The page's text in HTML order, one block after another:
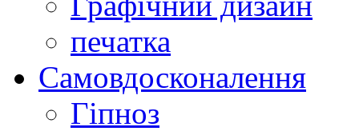
печатка
Самовдосконалення
Гіпноз